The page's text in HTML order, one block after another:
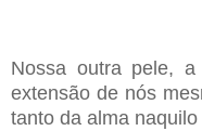
Nossa outra pele,
extensão de nós
tanto da alma